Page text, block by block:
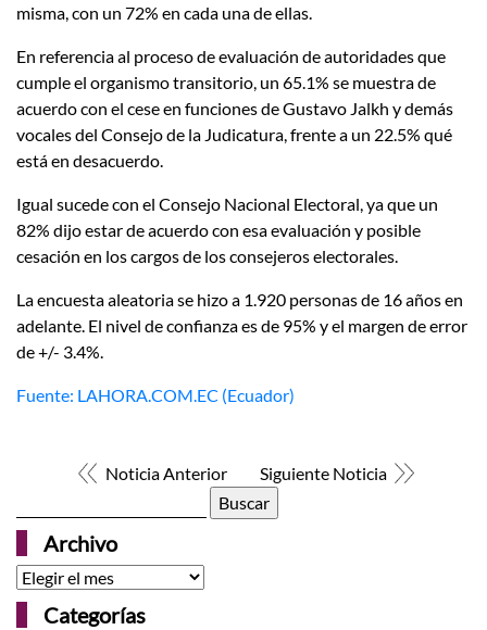
misma, con un 72% en cada una de ellas.
En referencia al proceso de evaluación de autoridades que
cumple el organismo transitorio, un 65.1% se muestra de
acuerdo con el cese en funciones de Gustavo Jalkh y demás
vocales del Consejo de la Judicatura, frente a un 22.5% qué
está en desacuerdo.
Igual sucede con el Consejo Nacional Electoral, ya que un
82% dijo estar de acuerdo con esa evaluación y posible
cesación en los cargos de los consejeros electorales.
La encuesta aleatoria se hizo a 1.920 personas de 16 años en
adelante. El nivel de confianza es de 95% y el margen de error
de +/- 3.4%.
Fuente: LAHORA.COM.EC (Ecuador)
Noticia Anterior
Siguiente Noticia
Archivo
Archivo
Categorías